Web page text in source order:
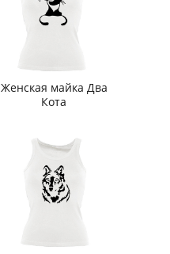
Женская майка Два
Кота